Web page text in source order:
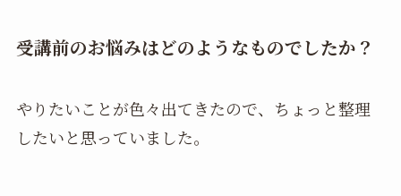
受講前のお悩みはどのようなものでしたか？
やりたいことが色々出てきたので、ちょっと整理
したいと思っていました。